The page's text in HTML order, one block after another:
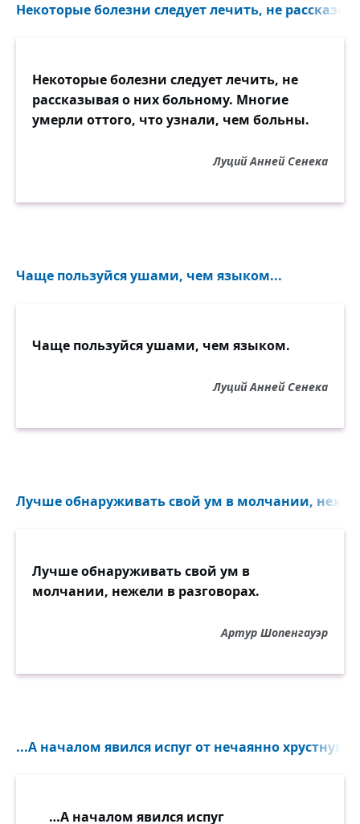
Некоторые болезни следует лечить, не
Некоторые болезни следует лечить, не
рассказывая о них больному. Многие
умерли оттого, что узнали, чем больны.
Луций Анней Сенека
Чаще пользуйся ушами, чем языком...
Чаще пользуйся ушами, чем языком.
Луций Анней Сенека
Лучше обнаруживать свой ум в молчании,
Лучше обнаруживать свой ум в
молчании, нежели в разговорах.
Артур Шопенгауэр
...А началом явился испуг от нечаянно
…А началом явился испуг